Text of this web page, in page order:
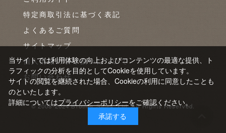
特定商取引法に基づく表記
よくあるご質問
サイトマップ
個人情報の取り扱いについて
お問い合わせ
© 2008-2024 Brother Sales, Ltd. All Rights Reserved.
当サイトでは利用体験の向上およびコンテンツの最適な提供、ト
ラフィックの分析を目的としてCookieを使用しています。
サイトの閲覧を継続された場合、Cookieの利用に同意したことも
のといたします。
詳細についてはプライバシーポリシーをご確認ください。
承諾する